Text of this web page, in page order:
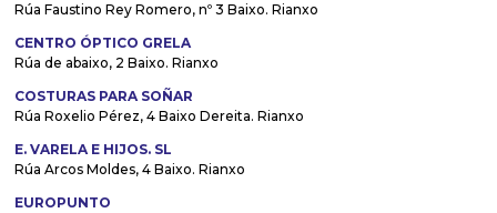
Rúa Faustino Rey Romero, nº 3 Baixo. Rianxo
CENTRO ÓPTICO GRELA
Rúa de abaixo, 2 Baixo. Rianxo
COSTURAS PARA SOÑAR
Rúa Roxelio Pérez, 4 Baixo Dereita. Rianxo
E. VARELA E HIJOS. SL
Rúa Arcos Moldes, 4 Baixo. Rianxo
EUROPUNTO